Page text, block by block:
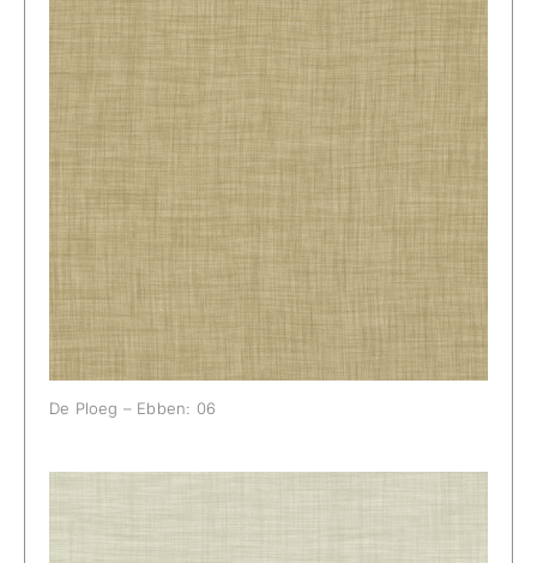
De Ploeg – Ebben: 06
De Ploeg – Ebben: 06